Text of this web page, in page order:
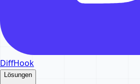
DiffHook
Lösungen